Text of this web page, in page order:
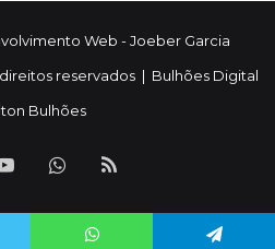
Web -Joeber Garcia
reservados | Bulhões Digital
Bulhões
YouTubeWhatsApp
RSS